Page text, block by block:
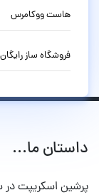
هاست ووکامرس
فروشگاه ساز رایگان
داستان ما...